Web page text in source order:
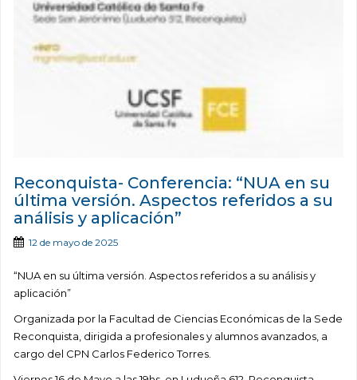
Reconquista- Conferencia: “NUA en su
última versión. Aspectos referidos a su
análisis y aplicación”
12 de mayo de 2025
“NUA en su última versión. Aspectos referidos a su análisis y
aplicación”
Organizada por la Facultad de Ciencias Económicas de la Sede
Reconquista, dirigida a profesionales y alumnos avanzados, a
cargo del CPN Carlos Federico Torres.